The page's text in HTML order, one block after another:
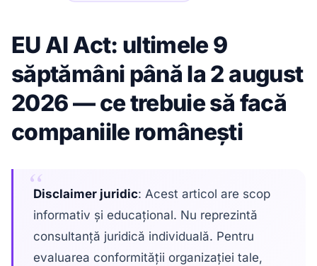
EU AI Act: ultimele 9
săptămâni până la 2 august
2026 — ce trebuie să facă
companiile românești
Disclaimer juridic: Acest articol are scop
informativ și educațional. Nu reprezintă
consultanță juridică individuală. Pentru
evaluarea conformității organizației tale,